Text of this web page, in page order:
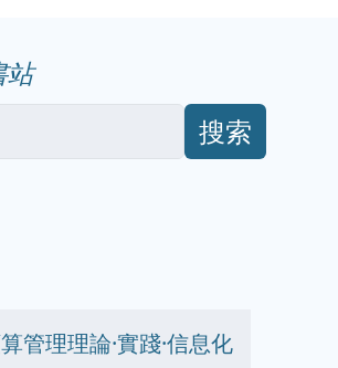
站
搜索
管理理論·實踐·信息化